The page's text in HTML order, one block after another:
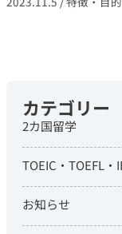
カテゴリー
2カ国留学
TOEIC・TOEFL・
お知らせ